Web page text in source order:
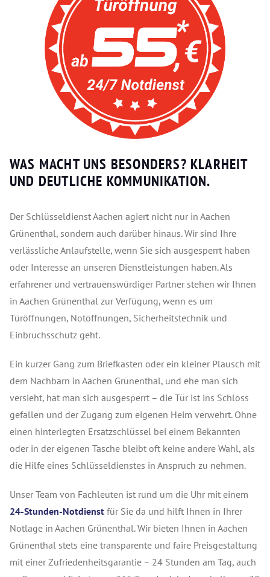
WAS MACHT UNS BESONDERS? KLARHEIT
UND DEUTLICHE KOMMUNIKATION.
Der Schlüsseldienst Aachen agiert nicht nur in Aachen
Grünenthal, sondern auch darüber hinaus. Wir sind Ihre
verlässliche Anlaufstelle, wenn Sie sich ausgesperrt haben
oder Interesse an unseren Dienstleistungen haben. Als
erfahrener und vertrauenswürdiger Partner stehen wir Ihnen
in Aachen Grünenthal zur Verfügung, wenn es um
Türöffnungen, Notöffnungen, Sicherheitstechnik und
Einbruchsschutz geht.
Ein kurzer Gang zum Briefkasten oder ein kleiner Plausch mit
dem Nachbarn in Aachen Grünenthal, und ehe man sich
versieht, hat man sich ausgesperrt – die Tür ist ins Schloss
gefallen und der Zugang zum eigenen Heim verwehrt. Ohne
einen hinterlegten Ersatzschlüssel bei einem Bekannten
oder in der eigenen Tasche bleibt oft keine andere Wahl, als
die Hilfe eines Schlüsseldienstes in Anspruch zu nehmen.
Unser Team von Fachleuten ist rund um die Uhr mit einem
24-Stunden-Notdienst für Sie da und hilft Ihnen in Ihrer
Notlage in Aachen Grünenthal. Wir bieten Ihnen in Aachen
Grünenthal stets eine transparente und faire Preisgestaltung
mit einer Zufriedenheitsgarantie – 24 Stunden am Tag, auch